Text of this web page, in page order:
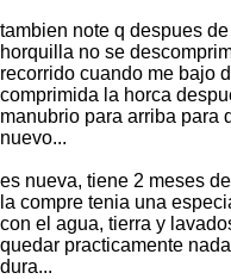
tambien note q despues
horquilla no se
recorrido cuando me bajo
comprimida la horca
manubrio para arriba para
nuevo...
es nueva, tiene 2 meses
la compre tenia una
con el agua, tierra y
quedar practicamente
dura...